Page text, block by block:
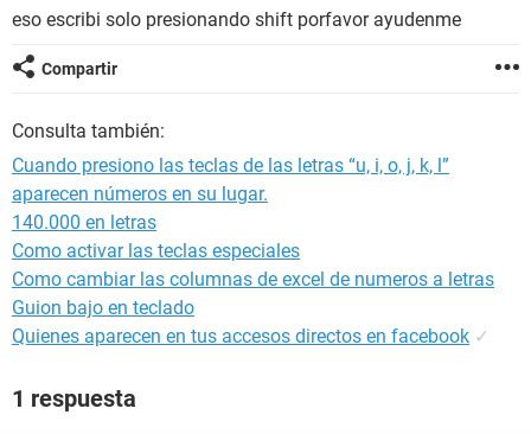
eso escribi solo presionando shift porfavor ayudenme
Compartir
Consulta también:
Cuando presiono las teclas de las letras “u, i, o, j, k, l”
aparecen números en su lugar.
140.000 en letras
Como activar las teclas especiales
Como cambiar las columnas de excel de numeros a letras
Guion bajo en teclado
Quienes aparecen en tus accesos directos en facebook ✓
1 respuesta